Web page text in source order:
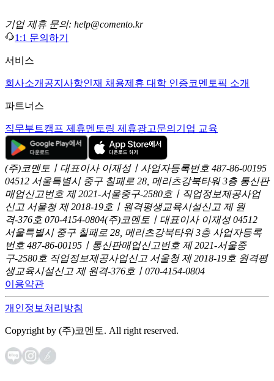
기업 제휴 문의: help@comento.kr
1:1 문의하기
서비스
회사소개 공지사항인재 채용제휴 대학 인증코멘토픽 소개
파트너스
직무부트캠프 제휴멘토링 제휴광고문의 기업 교육
(주)코멘토ㅣ대표이사 이재성ㅣ사업자등록번호 487-86-00195
04512 서울특별시 중구 칠패로 28, 메리츠강북타워 3층 통신판
매업신고번호 제 2021-서울중구-2580호ㅣ직업정보제공사업
신고 서울청 제 2018-19호ㅣ원격평생교육시설신고 제 원
격-376호 070-4154-0804(주)코멘토ㅣ대표이사 이재성 04512
서울특별시 중구 칠패로 28, 메리츠강북타워 3층 사업자등록
번호 487-86-00195ㅣ통신판매업신고번호 제 2021-서울중
구-2580호 직업정보제공사업신고 서울청 제 2018-19호 원격평
생교육시설신고 제 원격-376호ㅣ070-4154-0804
이용약관
개인정보처리방침
Copyright by (주)코멘토. All right reserved.